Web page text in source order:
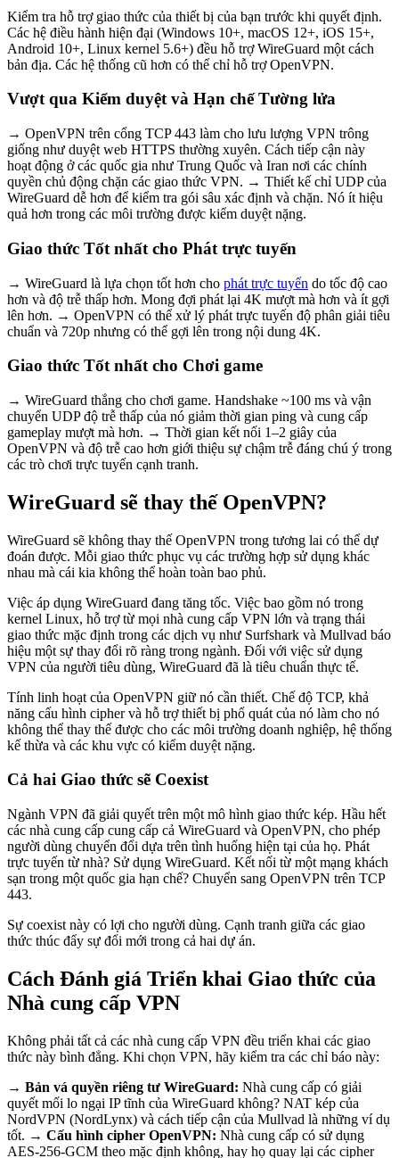
Kiểm tra hỗ trợ giao thức của thiết bị của bạn trước khi quyết định.
Các hệ điều hành hiện đại (Windows 10+, macOS 12+, iOS 15+,
Android 10+, Linux kernel 5.6+) đều hỗ trợ WireGuard một cách
bản địa. Các hệ thống cũ hơn có thể chỉ hỗ trợ OpenVPN.
Vượt qua Kiểm duyệt và Hạn chế Tường lửa
→ OpenVPN trên cổng TCP 443 làm cho lưu lượng VPN trông
giống như duyệt web HTTPS thường xuyên. Cách tiếp cận này
hoạt động ở các quốc gia như Trung Quốc và Iran nơi các chính
quyền chủ động chặn các giao thức VPN. → Thiết kế chỉ UDP của
WireGuard dễ hơn để kiểm tra gói sâu xác định và chặn. Nó ít hiệu
quả hơn trong các môi trường được kiểm duyệt nặng.
Giao thức Tốt nhất cho Phát trực tuyến
→ WireGuard là lựa chọn tốt hơn cho phát trực tuyến do tốc độ cao
hơn và độ trễ thấp hơn. Mong đợi phát lại 4K mượt mà hơn và ít gợi
lên hơn. → OpenVPN có thể xử lý phát trực tuyến độ phân giải tiêu
chuẩn và 720p nhưng có thể gợi lên trong nội dung 4K.
Giao thức Tốt nhất cho Chơi game
→ WireGuard thắng cho chơi game. Handshake ~100 ms và vận
chuyển UDP độ trễ thấp của nó giảm thời gian ping và cung cấp
gameplay mượt mà hơn. → Thời gian kết nối 1–2 giây của
OpenVPN và độ trễ cao hơn giới thiệu sự chậm trễ đáng chú ý trong
các trò chơi trực tuyến cạnh tranh.
WireGuard sẽ thay thế OpenVPN?
WireGuard sẽ không thay thế OpenVPN trong tương lai có thể dự
đoán được. Mỗi giao thức phục vụ các trường hợp sử dụng khác
nhau mà cái kia không thể hoàn toàn bao phủ.
Việc áp dụng WireGuard đang tăng tốc. Việc bao gồm nó trong
kernel Linux, hỗ trợ từ mọi nhà cung cấp VPN lớn và trạng thái
giao thức mặc định trong các dịch vụ như Surfshark và Mullvad báo
hiệu một sự thay đổi rõ ràng trong ngành. Đối với việc sử dụng
VPN của người tiêu dùng, WireGuard đã là tiêu chuẩn thực tế.
Tính linh hoạt của OpenVPN giữ nó cần thiết. Chế độ TCP, khả
năng cấu hình cipher và hỗ trợ thiết bị phổ quát của nó làm cho nó
không thể thay thế được cho các môi trường doanh nghiệp, hệ thống
kế thừa và các khu vực có kiểm duyệt nặng.
Cả hai Giao thức sẽ Coexist
Ngành VPN đã giải quyết trên một mô hình giao thức kép. Hầu hết
các nhà cung cấp cung cấp cả WireGuard và OpenVPN, cho phép
người dùng chuyển đổi dựa trên tình huống hiện tại của họ. Phát
trực tuyến từ nhà? Sử dụng WireGuard. Kết nối từ một mạng khách
sạn trong một quốc gia hạn chế? Chuyển sang OpenVPN trên TCP
443.
Sự coexist này có lợi cho người dùng. Cạnh tranh giữa các giao
thức thúc đẩy sự đổi mới trong cả hai dự án.
Cách Đánh giá Triển khai Giao thức của
Nhà cung cấp VPN
Không phải tất cả các nhà cung cấp VPN đều triển khai các giao
thức này bình đẳng. Khi chọn VPN, hãy kiểm tra các chỉ báo này:
→ Bản vá quyền riêng tư WireGuard: Nhà cung cấp có giải
quyết mối lo ngại IP tĩnh của WireGuard không? NAT kép của
NordVPN (NordLynx) và cách tiếp cận của Mullvad là những ví dụ
tốt. → Cấu hình cipher OpenVPN: Nhà cung cấp có sử dụng
AES-256-GCM theo mặc định không, hay họ quay lại các cipher